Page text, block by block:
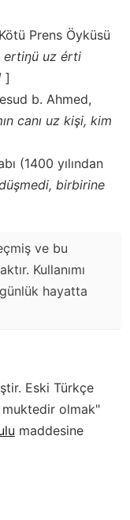
Prens Öyküsü
ertiŋü uz érti
]
b. Ahmed,
canı uz kişi, kim
(1400 yılından
birbirine
ve bu
Kullanımı
hayatta
Eski Türkçe
olmak"
maddesine